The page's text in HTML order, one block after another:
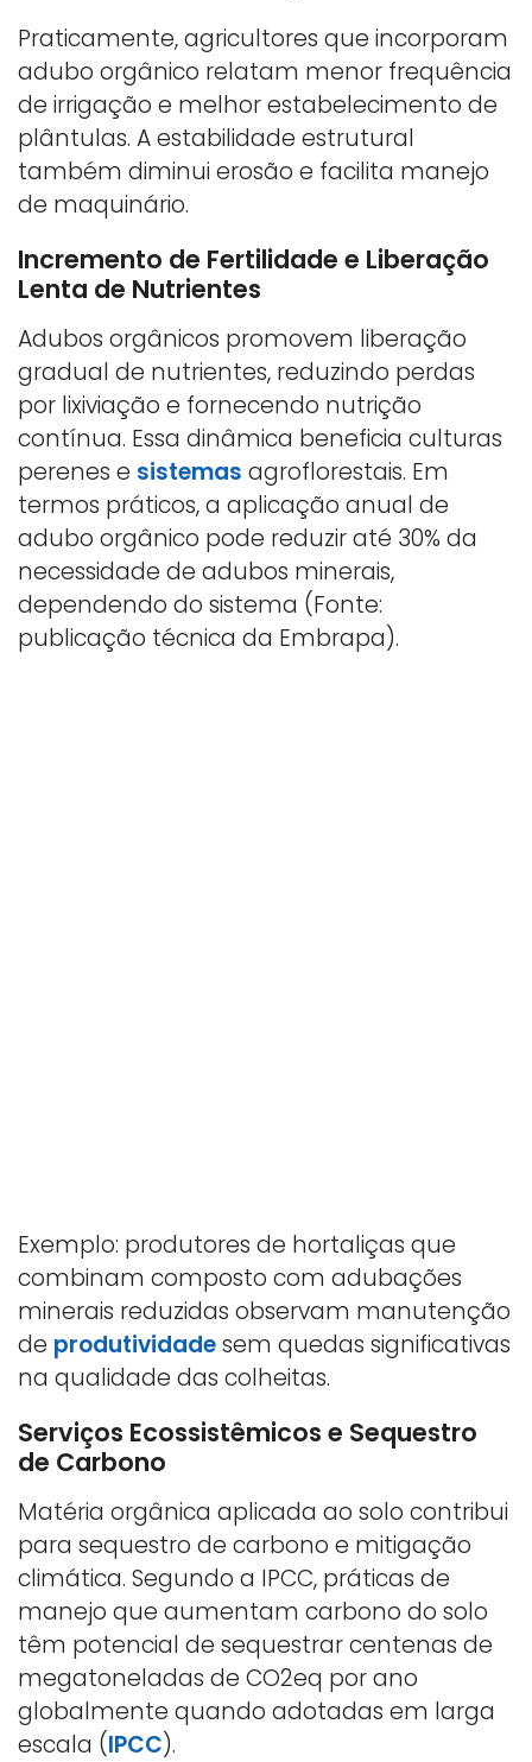
Praticamente, agricultores que incorporam
adubo orgânico relatam menor frequência
de irrigação e melhor estabelecimento de
plântulas. A estabilidade estrutural
também diminui erosão e facilita manejo
de maquinário.
Incremento de Fertilidade e Liberação
Lenta de Nutrientes
Adubos orgânicos promovem liberação
gradual de nutrientes, reduzindo perdas
por lixiviação e fornecendo nutrição
contínua. Essa dinâmica beneficia culturas
perenes e sistemas agroflorestais. Em
termos práticos, a aplicação anual de
adubo orgânico pode reduzir até 30% da
necessidade de adubos minerais,
dependendo do sistema (Fonte:
publicação técnica da Embrapa).
Exemplo: produtores de hortaliças que
combinam composto com adubações
minerais reduzidas observam manutenção
de produtividadesem quedas significativas
na qualidade das colheitas.
Serviços Ecossistêmicos e Sequestro
de Carbono
Matéria orgânica aplicada ao solo contribui
para sequestro de carbono e mitigação
climática. Segundo a IPCC, práticas de
manejo que aumentam carbono do solo
têm potencial de sequestrar centenas de
megatoneladas de CO2eq por ano
globalmente quando adotadas em larga
escala (IPCC).